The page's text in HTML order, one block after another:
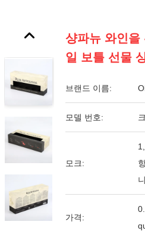
샹파뉴 와인을
일 보틀 선물
브랜드 이름:
모델 번호:
모크:
가격: